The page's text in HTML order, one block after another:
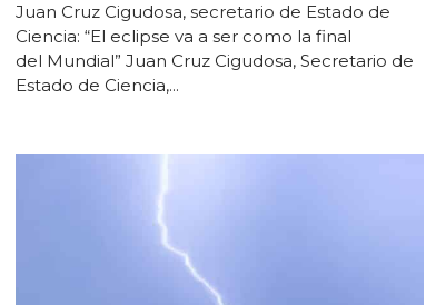
Juan Cruz Cigudosa, secretario de Estado de
Ciencia: “El eclipse va a ser como la final
del Mundial” Juan Cruz Cigudosa, Secretario de
Estado de Ciencia,...